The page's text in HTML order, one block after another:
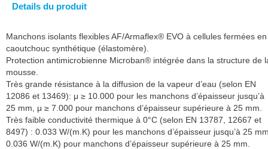
Details du produit
Manchons isolants flexibles AF/Armaflex® EVO à cellules fermées en
caoutchouc synthétique (élastomère).
Protection antimicrobienne Microban® intégrée dans la structure de
mousse.
Très grande résistance à la diffusion de la vapeur d’eau (selon EN
12086 et 13469): μ ≥ 10.000 pour les manchons d’épaisseur jusqu’à
25 mm, μ ≥ 7.000 pour manchons d’épaisseur supérieure à 25 mm.
Très faible conductivité thermique à 0°C (selon EN 13787, 12667 et
8497) : 0.033 W/(m.K) pour les manchons d’épaisseur jusqu’à 25
0.036 W/(m.K) pour manchons d’épaisseur supérieure à 25 mm.